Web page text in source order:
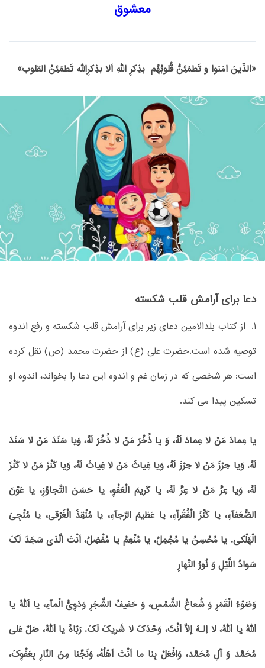
معشوق
«الذّینَ امَنوا و تَطمَئِنُّ قُلوبُهُم بذِکرِ اللهِ اَلا بذِکرِالله تَطمَئِنُ القلوب»
دعا برای آرامش قلب شکسته
1. از کتاب بلدالامین دعای زیر برای آرامش قلب شکسته و رفع اندوه
توصیه شده است.حضرت علی (ع) از حضرت محمد (ص) نقل کرده
است: هر شخصی که در زمان غم و اندوه این دعا را بخواند، اندوه او
تسکین پیدا می کند.
یا عِمادَ مَنْ لا عِمادَ لَهُ، وَ یا ذُخْرَ مَنْ لا ذُخْرَ لَهُ، وَیا سَنَدَ مَنْ لا سَنَدَ
لَهُ. وَیا حِرْزَ مَنْ لا حِرْزَ لَهُ، وَیا غِیاثَ مَنْ لا غِیاثَ لَهُ، وَیا کَنْزَ مَنْ لا کَنْزَ
لَهُ، وَیا عِزَّ مَنْ لا عِزَّ لَهُ، یا کَریمَ الْعَفْوِ، یا حَسَنَ التَّجاوُزِ، یا عَوْنَ
الضُّعَفآءِ، یا کَنْزَ الْفُقَرآءِ، یا عَظیمَ الرَّجآءِ، یا مُنْقِذَ الْغَرْقى، یا مُنْجِىَ
الْهَلْکى. یا مُحْسِنُ یا مُجْمِلُ، یا مُنْعِمُ یا مُفْضِلُ، اَنْتَ الَّذى سَجَدَ لَکَ
سَوادُ اللَّیْلِ وَ نُورُ النَّهارِ
وَضَوْءُ الْقَمَرِ وَ شُعاعُ الشَّمْسِ، وَ حَفیفُ الشَّجَرِ وَدَوِىُّ الْمآءِ، یا اَللهُ یا
اَللهُ یا اَللهُ، لا اِلـهَ إلاَّ اَنْتَ، وَحْدَکَ لا شَریکَ لَکَ. رَبّاهُ یا اَللهُ، صَلِّ عَلى
مُحَمَّد وَ آلِ مُحَمَّد، وَافْعَلْ بِنا ما اَنْتَ اَهْلُهُ، وَنَجِّنا مِنَ النّارِ بِعَفْوِکَ،